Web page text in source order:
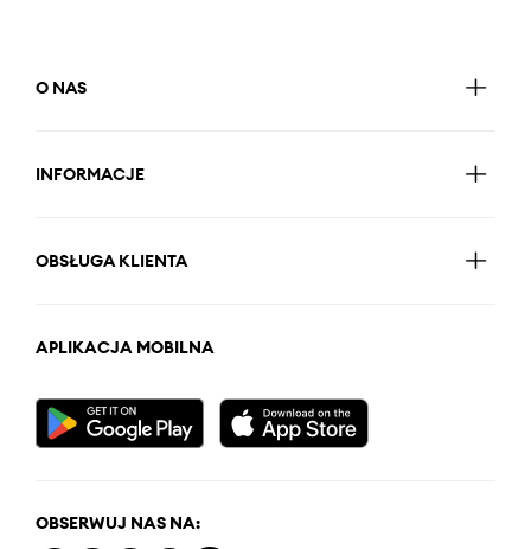
O NAS
INFORMACJE
OBSŁUGA KLIENTA
APLIKACJA MOBILNA
OBSERWUJ NAS NA: